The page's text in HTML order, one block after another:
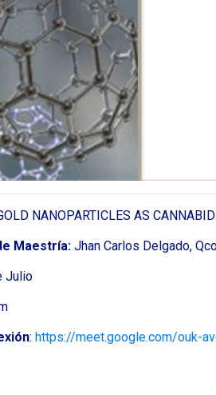
NANOPARTICLES AS
Maestría: Jhan Carlos Delgado,
Julio
: https://meet.google.com/ouk-